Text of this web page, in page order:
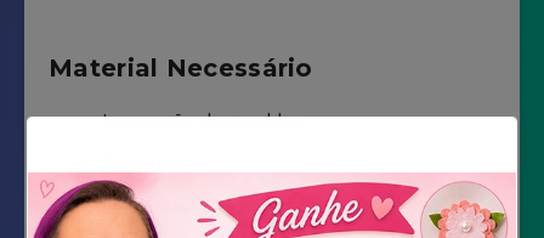
Material Necessário
Impressão dos moldes
Feltro vermelho